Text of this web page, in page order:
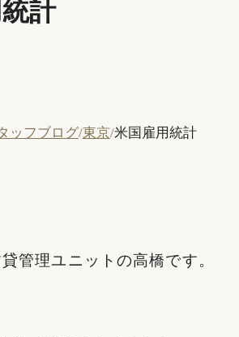
計
ッフブログ 東京 米国雇用統計
管理ユニットの高橋です。